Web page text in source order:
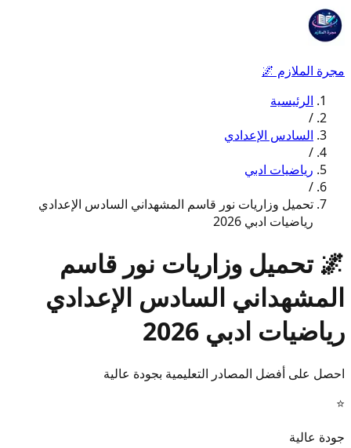
مجرة الملازم 🌌
الرئيسية
/
السادس الإعدادي
/
رياضيات ادبي
/
تحميل وزاريات نور قاسم المشهداني السادس الإعدادي
رياضيات ادبي 2026
🌌 تحميل وزاريات نور قاسم
المشهداني السادس الإعدادي
رياضيات ادبي 2026
احصل على أفضل المصادر التعليمية بجودة عالية
⭐
جودة عالية